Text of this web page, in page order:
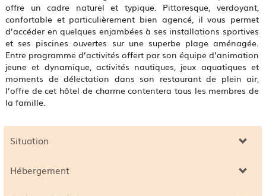
offre un cadre naturel et typique. Pittoresque, verdoyant,
confortable et particulièrement bien agencé, il vous permet
d’accéder en quelques enjambées à ses installations sportives
et ses piscines ouvertes sur une superbe plage aménagée.
Entre programme d’activités offert par son équipe d’animation
jeune et dynamique, activités nautiques, jeux aquatiques et
moments de délectation dans son restaurant de plein air,
l’offre de cet hôtel de charme contentera tous les membres de
la famille.
Situation
Hébergement